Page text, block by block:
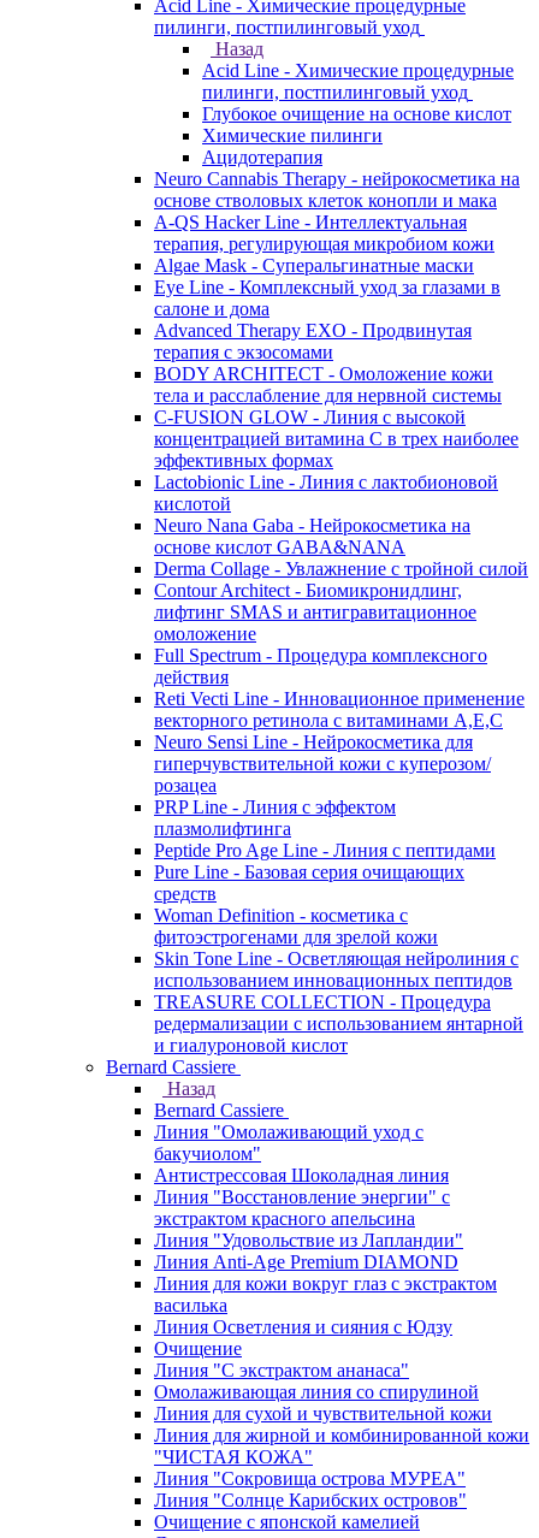
Acid Line - Химические процедурные
пилинги, постпилинговый уход
Назад
Acid Line - Химические процедурные
пилинги, постпилинговый уход
Глубокое очищение на основе кислот
Химические пилинги
Ацидотерапия
Neuro Cannabis Therapy - нейрокосметика на
основе стволовых клеток конопли и мака
A-QS Hacker Line - Интеллектуальная
терапия, регулирующая микробиом кожи
Algae Mask - Суперальгинатные маски
Eye Line - Комплексный уход за глазами в
салоне и дома
Advanced Therapy EXO - Продвинутая
терапия с экзосомами
BODY ARCHITECT - Омоложение кожи
тела и расслабление для нервной системы
C-FUSION GLOW - Линия с высокой
концентрацией витамина C в трех наиболее
эффективных формах
Lactobionic Line - Линия с лактобионовой
кислотой
Neuro Nana Gaba - Нейрокосметика на
основе кислот GABA&NANA
Derma Collage - Увлажнение с тройной силой
Contour Architect - Биомикронидлинг,
лифтинг SMAS и антигравитационное
омоложение
Full Spectrum - Процедура комплексного
действия
Reti Vecti Line - Инновационное применение
векторного ретинола с витаминами A,Е,С
Neuro Sensi Line - Нейрокосметика для
гиперчувствительной кожи с куперозом/
розацеа
PRP Line - Линия с эффектом
плазмолифтинга
Peptide Pro Age Line - Линия с пептидами
Pure Line - Базовая серия очищающих
средств
Woman Definition - косметика с
фитоэстрогенами для зрелой кожи
Skin Tone Line - Осветляющая нейролиния с
использованием инновационных пептидов
TREASURE COLLECTION - Процедура
редермализации с использованием янтарной
и гиалуроновой кислот
Bernard Cassiere
Назад
Bernard Cassiere
Линия "Омолаживающий уход с
бакучиолом"
Антистрессовая Шоколадная линия
Линия "Восстановление энергии" с
экстрактом красного апельсина
Линия "Удовольствие из Лапландии"
Линия Anti-Age Premium DIAMOND
Линия для кожи вокруг глаз с экстрактом
василька
Линия Осветления и сияния с Юдзу
Очищение
Линия "С экстрактом ананаса"
Омолаживающая линия со спирулиной
Линия для сухой и чувствительной кожи
Линия для жирной и комбинированной кожи
"ЧИСТАЯ КОЖА"
Линия "Сокровища острова МУРЕА"
Линия "Солнце Карибских островов"
Очищение с японской камелией